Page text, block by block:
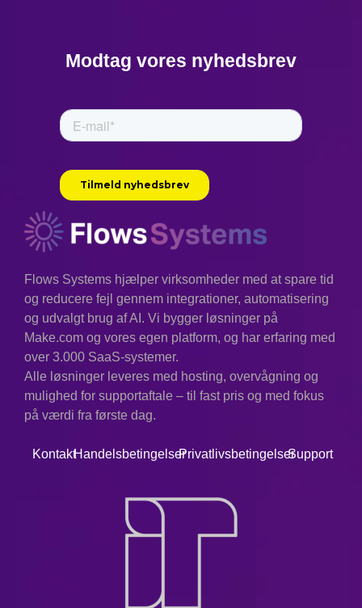
Modtag vores nyhedsbrev
Flows Systems hjælper virksomheder med at spare tid
og reducere fejl gennem integrationer, automatisering
og udvalgt brug af AI. Vi bygger løsninger på
Make.com og vores egen platform, og har erfaring med
over 3.000 SaaS-systemer.
Alle løsninger leveres med hosting, overvågning og
mulighed for supportaftale – til fast pris og med fokus
på værdi fra første dag.
KontaktHandelsbetingelserPrivatlivsbetingelserSupport